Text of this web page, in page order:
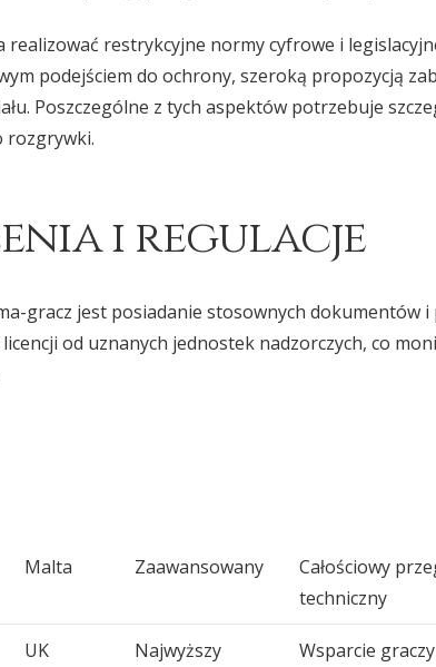
restrykcyjne normy cyfrowe i
podejściem do ochrony, szeroką propozycją
Poszczególne z tych aspektów potrzebuje
rozgrywki.
i regulacje
gracz jest posiadanie stosownych dokumentów i
od uznanych jednostek nadzorczych, co
Malta Zaawansowany
Całościowy
techniczny
UK Najwyższy
Wsparcie